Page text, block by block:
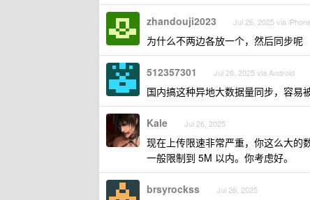
zhandouji2023 Jul 26, 2025 via
为什么不两边各放一个，然后同步呢
512357301 Jul 26, 2025 via Android
国内搞这种异地大数据量同步，容易
Kale Jul 26, 2025
现在上传限速非常严重，你这么大的
一般限制到 5M 以内。你考虑好。
brsyrockss Jul 26, 2025